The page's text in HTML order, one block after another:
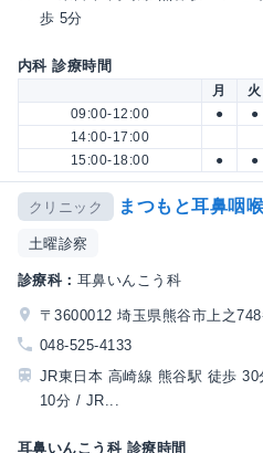
歩 5分
内科 診療時間
月 火
09:00-12:00
● ●
14:00-17:00
15:00-18:00
● ●
クリニック まつもと耳鼻咽
土曜診察
診療科： 耳鼻いんこう科
〒3600012 埼玉県熊谷市上之
048-525-4133
JR東日本 高崎線 熊谷駅 徒歩
10分 / JR...
耳鼻いんこう科 診療時間